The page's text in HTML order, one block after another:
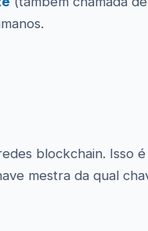
blockchain. Isso
mestra da qual